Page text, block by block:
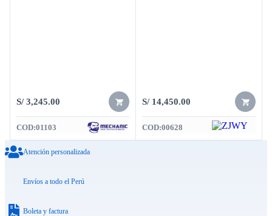
S/3,245.00
COD:01103
S/14,450.00
COD:00628
Atención personalizada
Envíos a todo el Perú
Boleta y factura